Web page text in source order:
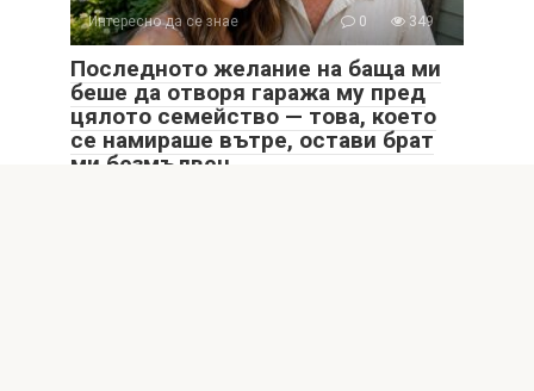
Интересно да се знае 0 349
Последното желание на баща ми
беше да отворя гаража му пред
цялото семейство — това, което
се намираше вътре, остави брат
ми безмълвен